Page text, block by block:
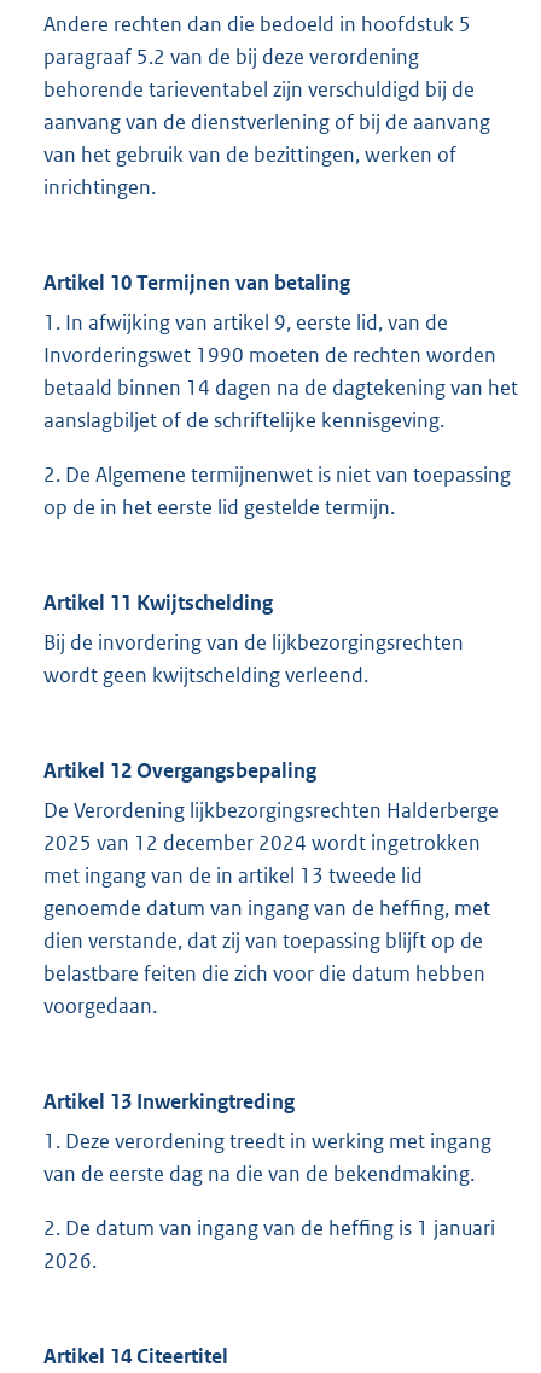
Andere rechten dan die bedoeld in hoofdstuk 5
paragraaf 5.2 van de bij deze verordening
behorende tarieventabel zijn verschuldigd bij de
aanvang van de dienstverlening of bij de aanvang
van het gebruik van de bezittingen, werken of
inrichtingen.
Artikel 10 Termijnen van betaling
1. In afwijking van artikel 9, eerste lid, van de
Invorderingswet 1990 moeten de rechten worden
betaald binnen 14 dagen na de dagtekening van het
aanslagbiljet of de schriftelijke kennisgeving.
2. De Algemene termijnenwet is niet van toepassing
op de in het eerste lid gestelde termijn.
Artikel 11 Kwijtschelding
Bij de invordering van de lijkbezorgingsrechten
wordt geen kwijtschelding verleend.
Artikel 12 Overgangsbepaling
De Verordening lijkbezorgingsrechten Halderberge
2025 van 12 december 2024 wordt ingetrokken
met ingang van de in artikel 13 tweede lid
genoemde datum van ingang van de heffing, met
dien verstande, dat zij van toepassing blijft op de
belastbare feiten die zich voor die datum hebben
voorgedaan.
Artikel 13 Inwerkingtreding
1. Deze verordening treedt in werking met ingang
van de eerste dag na die van de bekendmaking.
2. De datum van ingang van de heffing is 1 januari
2026.
Artikel 14 Citeertitel